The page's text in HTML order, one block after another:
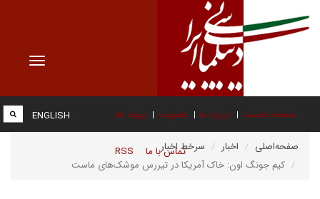
Toggle
صفحه نخست درباره ما عضویت پیوند ها
تماس با ما RSS
ENGLISH
صفحه‌اصلی اخبار
سرخط اخبار
کیم جونگ اون: خاک آمریکا در تیررس موشک‌های ماست